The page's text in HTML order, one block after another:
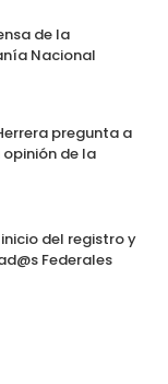
de la
Nacional
pregunta a
opinión de la
del registro y
Federales